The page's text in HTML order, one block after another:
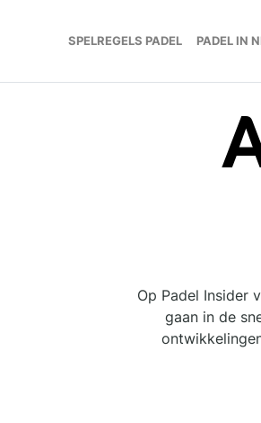
SPELREGELS PADEL PADEL IN
Op Padel Insider
gaan in de